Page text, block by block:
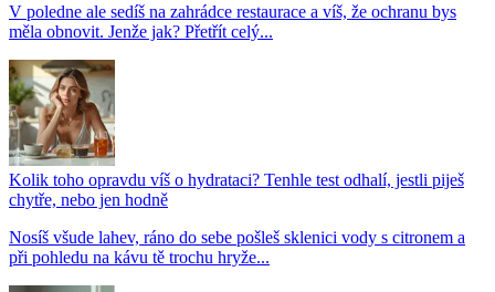
V poledne ale sedíš na zahrádce restaurace a víš, že ochranu bys
měla obnovit. Jenže jak? Přetřít celý...
Kolik toho opravdu víš o hydrataci? Tenhle test odhalí, jestli piješ
chytře, nebo jen hodně
Nosíš všude lahev, ráno do sebe pošleš sklenici vody s citronem a
při pohledu na kávu tě trochu hryže...